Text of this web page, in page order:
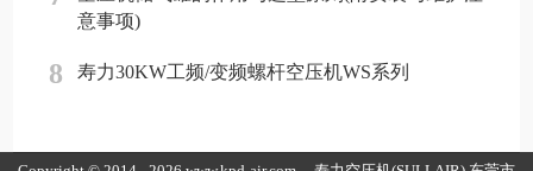
意事项)
8 寿力30KW工频/变频螺杆空压机WS系列